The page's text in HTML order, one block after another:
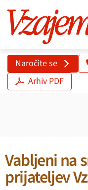
Naročite se
Arhiv PDF
Vabljeni na
prijateljev